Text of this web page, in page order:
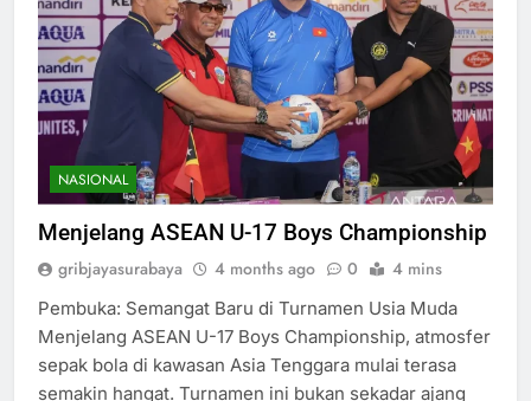
NASIONAL
Menjelang ASEAN U-17 Boys Championship
gribjayasurabaya 4 months ago 0 4 mins
Pembuka: Semangat Baru di Turnamen Usia Muda
Menjelang ASEAN U-17 Boys Championship, atmosfer
sepak bola di kawasan Asia Tenggara mulai terasa
semakin hangat. Turnamen ini bukan sekadar ajang